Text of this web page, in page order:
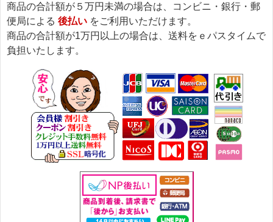
商品の合計額が５万円未満の場合は、コンビニ・銀行・郵
便局による 後払い をご利用いただけます。
商品の合計額が1万円以上の場合は、送料をｅパスタイムで
負担いたします。